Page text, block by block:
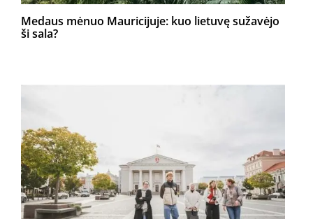
Medaus mėnuo Mauricijuje: kuo lietuvę sužavėjo
ši sala?